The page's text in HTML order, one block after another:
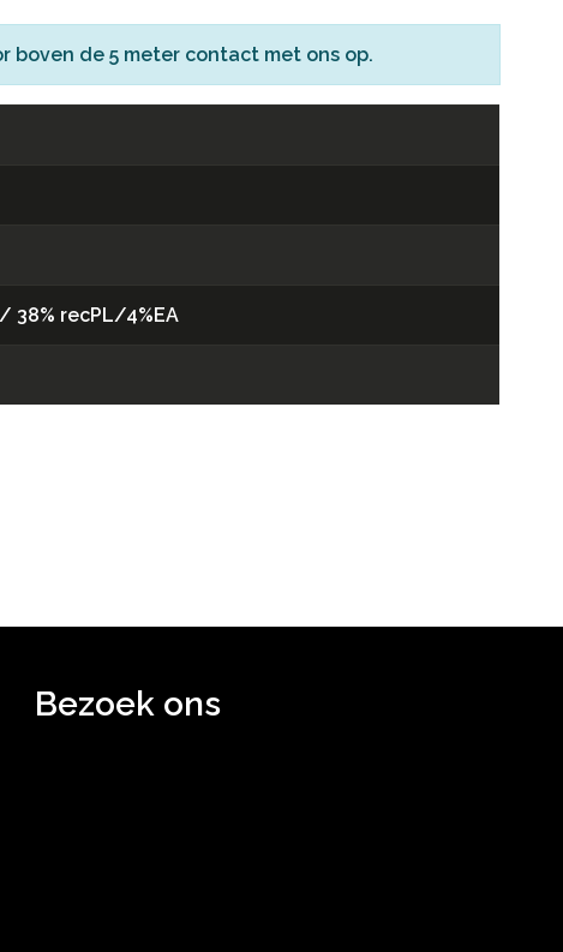
boven de 5 meter contact met ons op.
38% recPL/4%EA
Bezoek ons